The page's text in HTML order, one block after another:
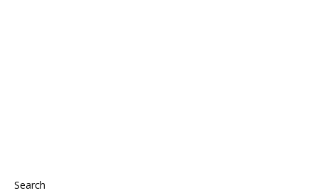
Search